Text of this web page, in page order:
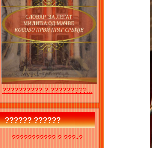
?????????? ? ?????????...
?????? ??????
??????????? ? ???-?